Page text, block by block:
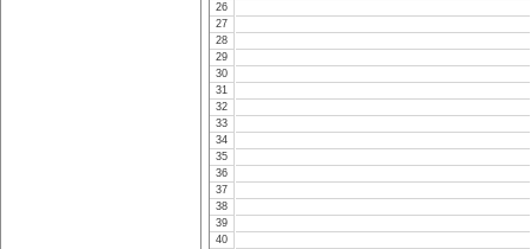
26
27
28
29
30
31
32
33
34
35
36
37
38
39
40